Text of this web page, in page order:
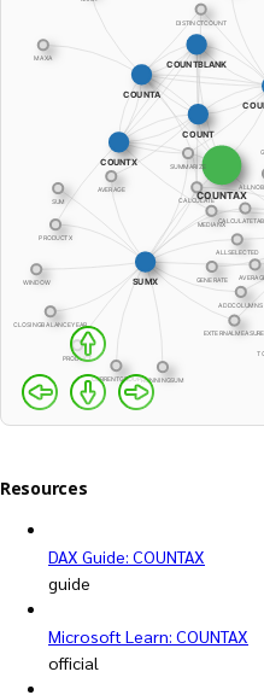
Resources
DAX Guide: COUNTAX
guide
Microsoft Learn: COUNTAX
official